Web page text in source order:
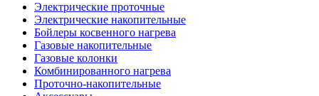
Электрические проточные
Электрические накопительные
Бойлеры косвенного нагрева
Газовые накопительные
Газовые колонки
Комбинированного нагрева
Проточно-накопительные